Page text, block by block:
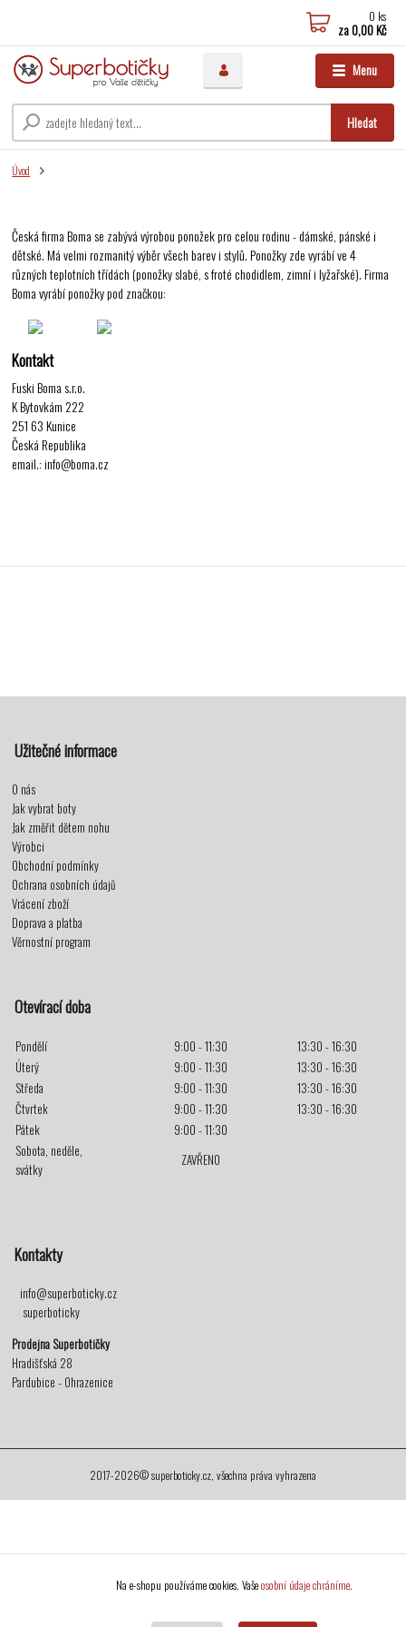
Menu
Hledat
0 ks
za0,00 Kč
Úvod
Česká firma Boma se zabývá výrobou ponožek pro celou rodinu - dámské, pánské i
dětské. Má velmi rozmanitý výběr všech barev i stylů. Ponožky zde vyrábí ve 4
různých teplotních třídách (ponožky slabé, s froté chodidlem, zimní i lyžařské). Firma
Boma vyrábí ponožky pod značkou:
Kontakt
Fuski Boma s.r.o.
K Bytovkám 222
251 63 Kunice
Česká Republika
email.: info@boma.cz
Užitečné informace
O nás
Jak vybrat boty
Jak změřit dětem nohu
Výrobci
Obchodní podmínky
Ochrana osobních údajů
Vrácení zboží
Doprava a platba
Věrnostní program
Otevírací doba
Pondělí 9:00 - 11:30
13:30 - 16:30
Úterý
9:00 - 11:30
13:30 - 16:30
Středa
9:00 - 11:30
13:30 - 16:30
Čtvrtek
9:00 - 11:30
13:30 - 16:30
Pátek
9:00 - 11:30
Sobota, neděle,
svátky
ZAVŘENO
Kontakty
info@superboticky.cz
superboticky
Prodejna Superbotičky
Hradišťská 28
Pardubice - Ohrazenice
2017-2026© superboticky.cz, všechna práva vyhrazena
Na e-shopu používáme cookies. Vašeosobní údaje chráníme.